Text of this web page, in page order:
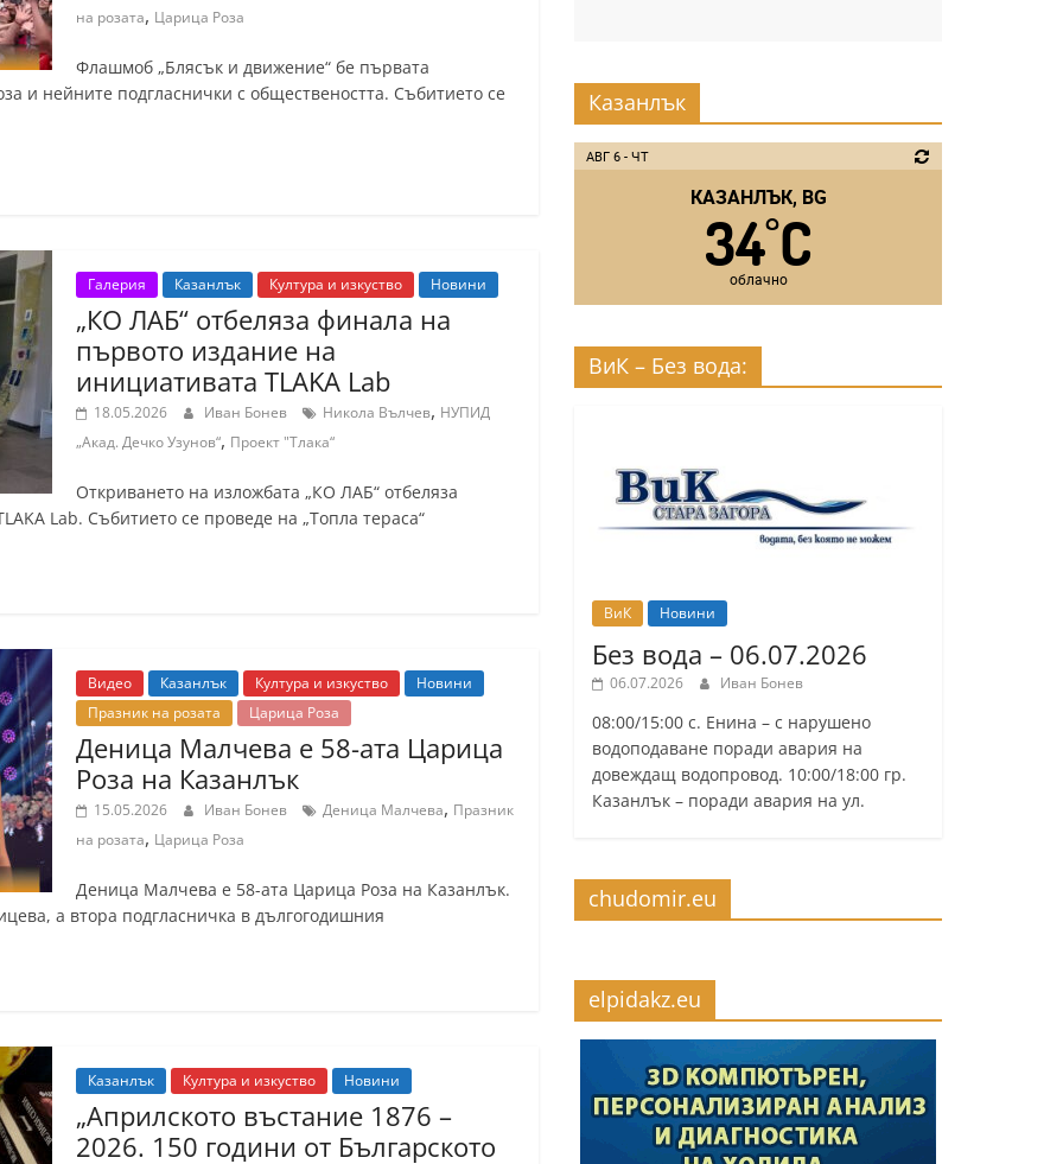
на розата, Царица Роза
Флашмоб „Блясък и движение“ бе първата
и нейните подгласнички с обществеността. Събитието се
Галерия Казанлък Култура и изкуство Новини
„КО ЛАБ“ отбеляза финала на
първото издание на
инициативата TLAKA Lab
18.05.2026 Иван Бонев Никола Вълчев, НУПИД
„Акад. Дечко Узунов“, Проект "Тлака“
Откриването на изложбата „КО ЛАБ“ отбеляза
Lab. Събитието се проведе на „Топла тераса“
Видео Казанлък Култура и изкуство
Новини
Празник на розата
Царица Роза
Деница Малчева е 58-ата Царица
Роза на Казанлък
15.05.2026 Иван Бонев Деница Малчева, Празник
на розата, Царица Роза
Деница Малчева е 58-ата Царица Роза на Казанлък.
а втора подгласничка в дългогодишния
Казанлък Култура и изкуство Новини
„Априлското въстание 1876 –
2026. 150 години от Българското
Казанлък
АВГ 6 - ЧТ
КАЗАНЛЪК, BG
34°C
облачно
ВиК – Без вода:
ВиК Новини
Без вода – 06.07.2026
06.07.2026 Иван Бонев
08:00/15:00 с. Енина – с нарушено
водоподаване поради авария на
довеждащ водопровод. 10:00/18:00 гр.
Казанлък – поради авария на ул.
chudomir.eu
elpidakz.eu